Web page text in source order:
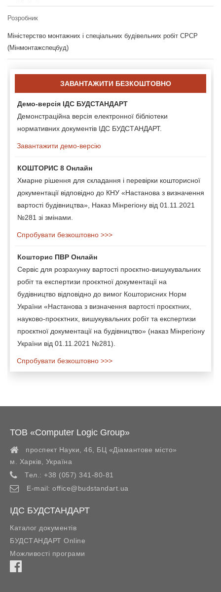
Розробник
Міністерство монтажних і спеціальних будівельних робіт СРСР
(Мінмонтажспецбуд)
ЗАВАНТАЖИТИ БЕЗКОШТОВНО
Демо-версія ІДС БУДСТАНДАРТ
Демонстраційна версія електронної бібліотеки
нормативних документів ІДС БУДСТАНДАРТ.
Завантажити демо-версію
КОШТОРИС 8 Онлайн
Хмарне рішення для складання і перевірки кошторисної
документації відповідно до КНУ «Настанова з визначення
вартості будівництва», Наказ Мінрегіону від 01.11.2021
№281 зі змінами.
Спробувати безкоштовно >>>
Кошторис ПВР Онлайн
Сервіс для розрахунку вартості проєктно-вишукувальних
робіт та експертизи проєктної документації на
будівництво відповідно до вимог Кошторисних Норм
України «Настанова з визначення вартості проєктних,
науково-проєктних, вишукувальних робіт та експертизи
проєктної документації на будівництво» (наказ Мінрегіону
України від 01.11.2021 №281).
Спробувати безкоштовно >>>
ТОВ «Computer Logic Group»
проспект Науки, 46, БЦ «Діамантове місто»
м. Харків
Україна
Тел.: +38 (057) 341-80-81
E-mail: office@budstandart.ua
ІДС БУДСТАНДАРТ
Каталог документів
БУДСТАНДАРТ Online
Можливості програми